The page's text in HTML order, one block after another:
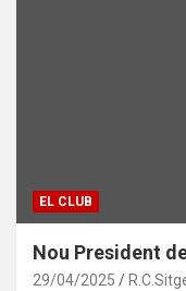
EL CLUB
Nou President
29/04/2025